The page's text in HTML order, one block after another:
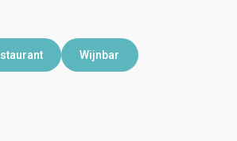
Wijnbar